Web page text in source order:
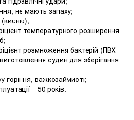
не мають запаху;
(кисню);
температурного розширення
розмноження бактерій (ПВХ
судин для зберігання
горіння, важкозаймисті;
– 50 років.